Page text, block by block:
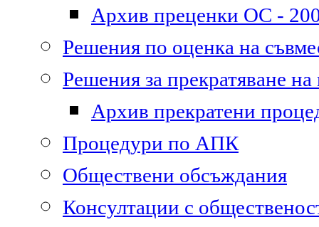
Архив преценки ОС -
Решения по оценка на
Решения за прекратяване
Архив прекратени
Процедури по АПК
Обществени обсъждания
Консултации с